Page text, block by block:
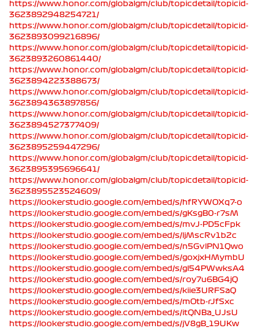
https://www.honor.com/globalgm/club/topicdetail/topicid-
3623892948254721/
https://www.honor.com/globalgm/club/topicdetail/topicid-
3623893099216896/
https://www.honor.com/globalgm/club/topicdetail/topicid-
3623893260861440/
https://www.honor.com/globalgm/club/topicdetail/topicid-
3623894223388673/
https://www.honor.com/globalgm/club/topicdetail/topicid-
3623894363897856/
https://www.honor.com/globalgm/club/topicdetail/topicid-
3623894527377409/
https://www.honor.com/globalgm/club/topicdetail/topicid-
3623895259447296/
https://www.honor.com/globalgm/club/topicdetail/topicid-
3623895395696641/
https://www.honor.com/globalgm/club/topicdetail/topicid-
3623895523524609/
https://lookerstudio.google.com/embed/s/hfRYWOXq7-o
https://lookerstudio.google.com/embed/s/gKsgB0-r7sM
https://lookerstudio.google.com/embed/s/mvJ-PD5cFpk
https://lookerstudio.google.com/embed/s/ljMscRv1b2c
https://lookerstudio.google.com/embed/s/n5GvlPN1Qwo
https://lookerstudio.google.com/embed/s/goxjxHMymbU
https://lookerstudio.google.com/embed/s/gl54PWwksA4
https://lookerstudio.google.com/embed/s/roy7u6BG4jQ
https://lookerstudio.google.com/embed/s/kiie3URFSaQ
https://lookerstudio.google.com/embed/s/mOtb-rJfSxc
https://lookerstudio.google.com/embed/s/itQNBa_UJsU
https://lookerstudio.google.com/embed/s/jV8gB_19UKw